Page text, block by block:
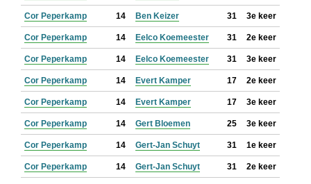
Cor Peperkamp 14 Ben Keizer 31 3e keer
Cor Peperkamp 14 Eelco Koemeester 31 2e keer
Cor Peperkamp 14 Eelco Koemeester 31 3e keer
Cor Peperkamp 14 Evert Kamper 17 2e keer
Cor Peperkamp 14 Evert Kamper 17 3e keer
Cor Peperkamp 14 Gert Bloemen 25 3e keer
Cor Peperkamp 14 Gert-Jan Schuyt 31 1e keer
Cor Peperkamp 14 Gert-Jan Schuyt 31 2e keer